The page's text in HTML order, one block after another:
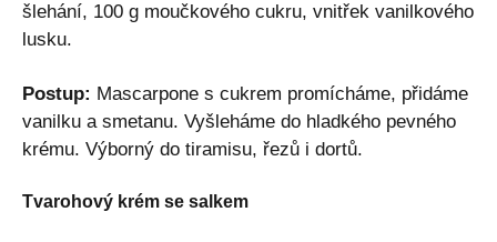
šlehání, 100 g moučkového cukru, vnitřek vanilkového
lusku.
Postup: Mascarpone s cukrem promícháme, přidáme
vanilku a smetanu. Vyšleháme do hladkého pevného
krému. Výborný do tiramisu, řezů i dortů.
Tvarohový krém se salkem